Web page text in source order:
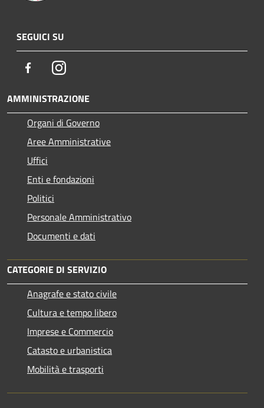
SEGUICI SU
FacebookInstagram
AMMINISTRAZIONE
Organi di Governo
Aree Amministrative
Uffici
Enti e fondazioni
Politici
Personale Amministrativo
Documenti e dati
CATEGORIE DI SERVIZIO
Anagrafe e stato civile
Cultura e tempo libero
Imprese e Commercio
Catasto e urbanistica
Mobilità e trasporti